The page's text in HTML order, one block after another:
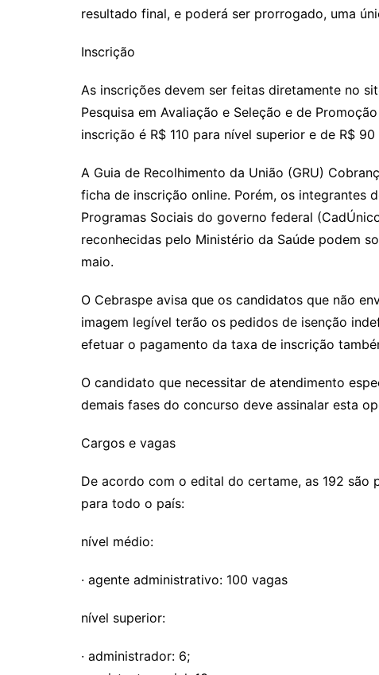
resultado final, e poderá ser prorrogado, uma
Inscrição
As inscrições devem ser feitas diretamente no
Pesquisa em Avaliação e Seleção e de
inscrição é R$ 110 para nível superior e de R$
A Guia de Recolhimento da União (GRU)
ficha de inscrição online. Porém, os integrantes
Programas Sociais do governo federal
reconhecidas pelo Ministério da Saúde podem
maio.
O Cebraspe avisa que os candidatos que não
imagem legível terão os pedidos de isenção
efetuar o pagamento da taxa de inscrição
O candidato que necessitar de atendimento
demais fases do concurso deve assinalar esta
Cargos e vagas
De acordo com o edital do certame, as 192 são
para todo o país:
nível médio:
· agente administrativo: 100 vagas
nível superior:
· administrador: 6;